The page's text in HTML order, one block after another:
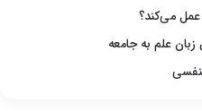
عمل می‌کند؟
علم به جامعه